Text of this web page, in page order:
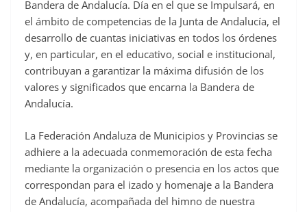
Bandera de Andalucía. Día en el que se Impulsará, en
el ámbito de competencias de la Junta de Andalucía, el
desarrollo de cuantas iniciativas en todos los órdenes
y, en particular, en el educativo, social e institucional,
contribuyan a garantizar la máxima difusión de los
valores y significados que encarna la Bandera de
Andalucía.
La Federación Andaluza de Municipios y Provincias se
adhiere a la adecuada conmemoración de esta fecha
mediante la organización o presencia en los actos que
correspondan para el izado y homenaje a la Bandera
de Andalucía, acompañada del himno de nuestra